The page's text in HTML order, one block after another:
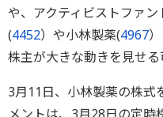
や、アクティビストファ
(4452）や小林製薬(4967
株主が大きな動きを見せる
3月11日、小林製薬の株式
メントは、3月28日の定